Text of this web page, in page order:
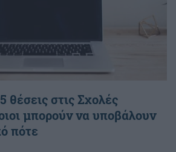
θέσεις στις Σχολές
μπορούν να υποβάλουν
πότε